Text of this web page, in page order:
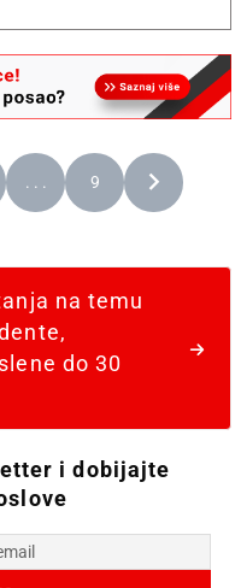
. . . 9
na temu
do 30
i dobijajte